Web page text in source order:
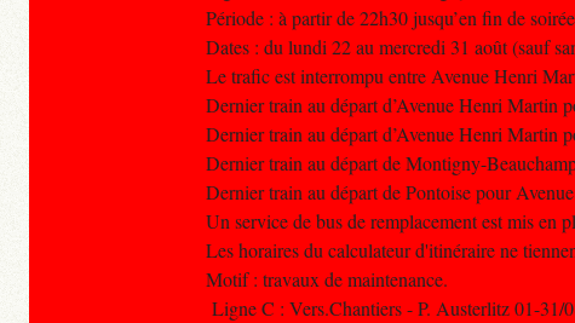
Période : à partir de 22h30 jusqu’en fin de soirée
Dates : du lundi 22 au mercredi 31 août (sauf
Le trafic est interrompu entre Avenue Henri
Dernier train au départ d’Avenue Henri Martin
Dernier train au départ d’Avenue Henri Martin
Dernier train au départ de Montigny-
Dernier train au départ de Pontoise pour
Un service de bus de remplacement est mis en
Les horaires du calculateur d'itinéraire ne
Motif : travaux de maintenance.
Ligne C : Vers.Chantiers - P. Austerlitz 01-31/